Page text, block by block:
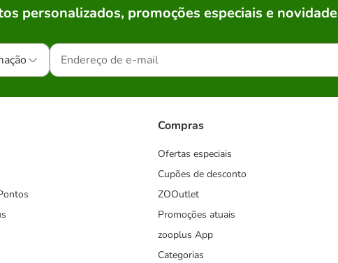
personalizados, promoções especiais e
Compras
Ofertas especiais
Cupões de desconto
ZOOutlet
Promoções atuais
zooplus App
Categorias